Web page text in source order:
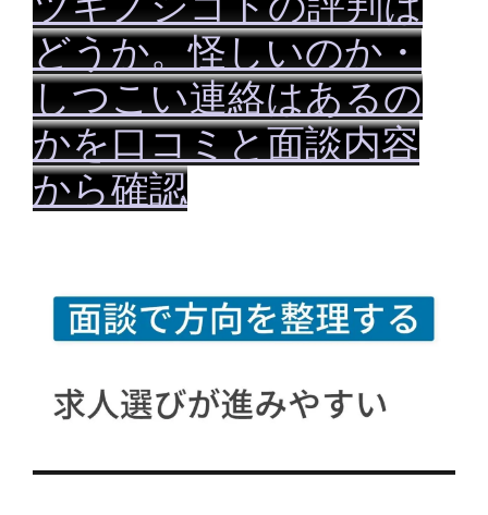
どうか。怪しいのか・
しつこい連絡はあるの
かを口コミと面談内容
から確認